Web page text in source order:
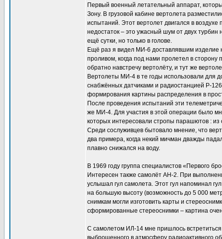
Первый военный летательный аппарат,
Зону. В грузовой кабине вертолета
испытаний. Этот вертолет двигался в
недостаток – это ужасный шум от двух
ещё сутки, но только в голове.
Ещё раз я видел МИ-6 доставлявшим изделие
проливом, когда под нами пролетел в
обратно навстречу вертолёту, и тут же
Вертолеты МИ-4 в те годы использовали для
снабжённых датчиками и радиостанцией Р-
формирования картины распределения в
После проведения испытаний эти
же МИ-4. Для участия в этой операции было
которых интересовали стропы парашютов :
Среди сослуживцев бытовало мнение, что
два примера, когда некий мичман дважды
плавно снижался на воду.
В 1969 году группа специалистов «Первого
Интересен также самолёт АН-2. При
услышал гул самолета. Этот гул напоминал
на большую высоту (возможность до 5 000
снимкам могли изготовить карты и
сформированные стереоснимки – картина
С самолетом ИЛ-14 мне пришлось
выброшенного в атмосферу радиоактивного